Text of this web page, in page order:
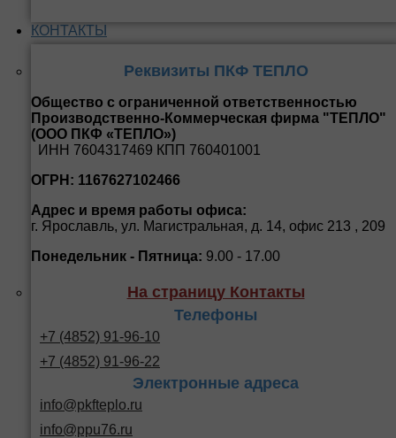
КОНТАКТЫ
Реквизиты ПКФ ТЕПЛО
Общество с ограниченной ответственностью
Производственно-Коммерческая фирма "ТЕПЛО"
(ООО ПКФ «ТЕПЛО»)
ИНН 7604317469 КПП 760401001
ОГРН: 1167627102466
Адрес и время работы офиса:
г. Ярославль, ул. Магистральная, д. 14, офис 213 , 209
Понедельник - Пятница: 9.00 - 17.00
На страницу Контакты
Телефоны
+7 (4852) 91-96-10
+7 (4852) 91-96-22
Электронные адреса
info@pkfteplo.ru
info@ppu76.ru